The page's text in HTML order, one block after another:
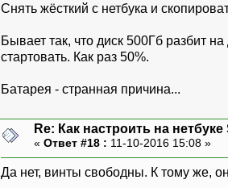
Снять жёсткий с нетбука и
Бывает так, что диск 500Гб разбит
стартовать. Как раз 50%.
Батарея - странная причина...
Re: Как настроить на
« Ответ #18 : 11-10-2016 15:08 »
Да нет, винты свободны. К тому же,